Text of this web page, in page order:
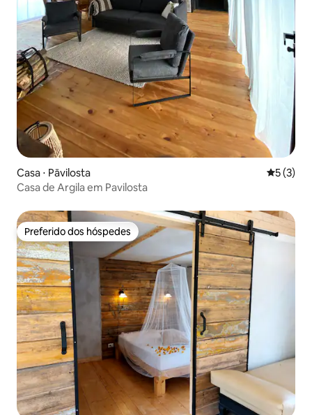
Casa ⋅ Pāvilosta 5 de
5 (3)
Casa de Argila em Pavilosta
Preferido dos hóspedes
Preferido dos hóspedes